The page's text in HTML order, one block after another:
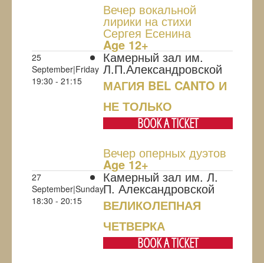
Вечер вокальной
лирики на стихи
Сергея Есенина
Age 12+
25
September|Friday
19:30 - 21:15
Камерный зал им.
Л.П.Александровской
МАГИЯ BEL CANTO И
НЕ ТОЛЬКО
BOOK A TICKET
Вечер оперных дуэтов
Age 12+
27
September|Sunday
18:30 - 20:15
Камерный зал им. Л.
П. Александровской
ВЕЛИКОЛЕПНАЯ
ЧЕТВЕРКА
BOOK A TICKET